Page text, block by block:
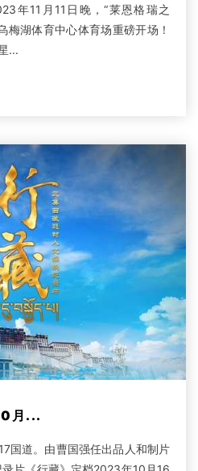
年11月11日晚，“莱恩格瑞之
梅湖体育中心体育场重磅开场！
...
月...
国道。由曹国强任出品人和制片